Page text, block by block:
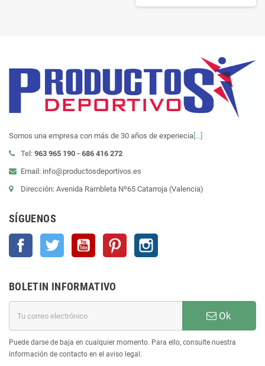
Somos una empresa con más de 30 años de experiecia [...]
Tel: 963 965 190 - 686 416 272
Email: info@productosdeportivos.es
Dirección: Avenida Rambleta Nº65 Catarroja (Valencia)
SÍGUENOS
Facebook Twitter YouTube Pinterest
BOLETIN INFORMATIVO
Ok
Puede darse de baja en cualquier momento. Para ello, consulte nuestra
información de contacto en el aviso legal.